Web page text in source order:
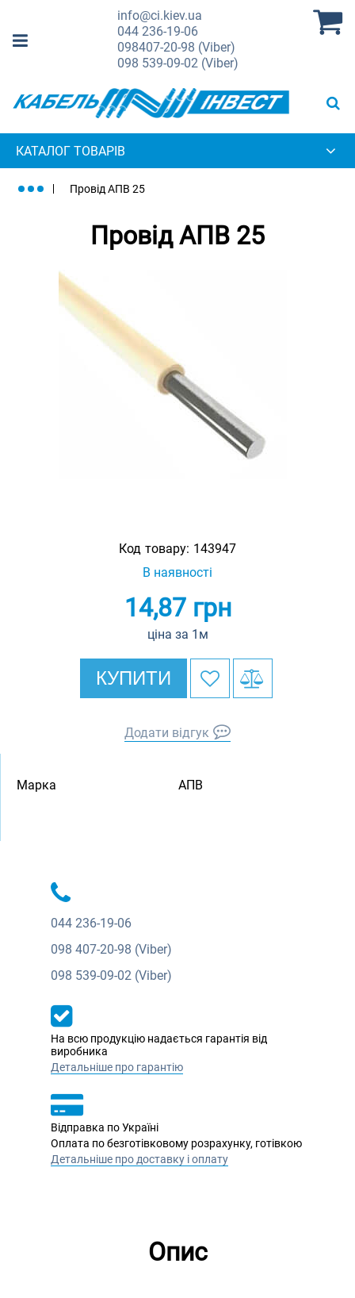
info@ci.kiev.ua
044236-19-06
098407-20-98 (Viber)
098 539-09-02 (Viber)
КАТАЛОГ ТОВАРІВ
Провід АПВ 25
Провід АПВ 25
Код товару: 143947
В наявності
14,87грн
ціна за 1м
КУПИТИ
Додати відгук
Марка АПВ
044 236-19-06
098 407-20-98 (Viber)
098 539-09-02 (Viber)
На всю продукцію надається гарантія від
виробника
Детальніше про гарантію
Відправка по Україні
Оплата по безготівковому розрахунку, готівкою
Детальніше про доставку і оплату
Опис